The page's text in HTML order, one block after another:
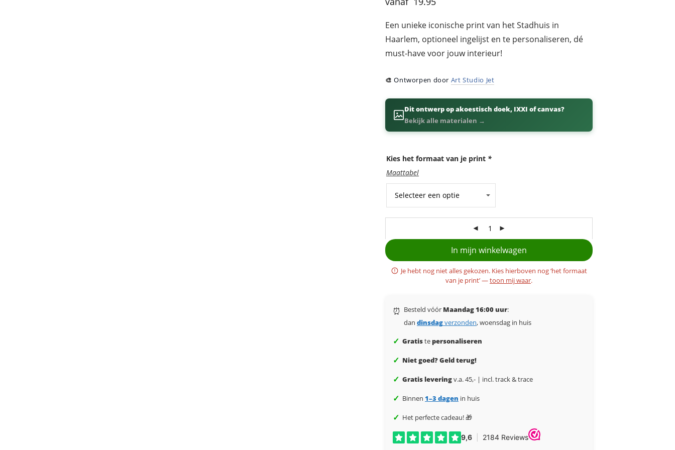
5.00op 5
klantbeoordeling
Een unieke iconische print van het Stadhuis in
Haarlem, optioneel ingelijst en te personaliseren, dé
must-have voor jouw interieur!
🎨Ontworpen door Art Studio Jet
Dit ontwerp op akoestisch doek, IXXI of canvas?
Bekijk alle materialen →
Kies het formaat van je print *
Maattabel
In mijn winkelwagen
Je hebt nog niet alles gekozen. Kies hierboven nog ‘het formaat
van je print’ —toon mij waar.
⏰ Besteld vóór Maandag 16:00 uur:
dan dinsdagverzonden, woensdag in huis
✓ Gratistepersonaliseren
✓ Niet goed? Geld terug!
✓ Gratis leveringv.a. 45,- | incl. track & trace
✓ Binnen 1–3 dagen in huis
✓ Het perfecte cadeau! 🎁